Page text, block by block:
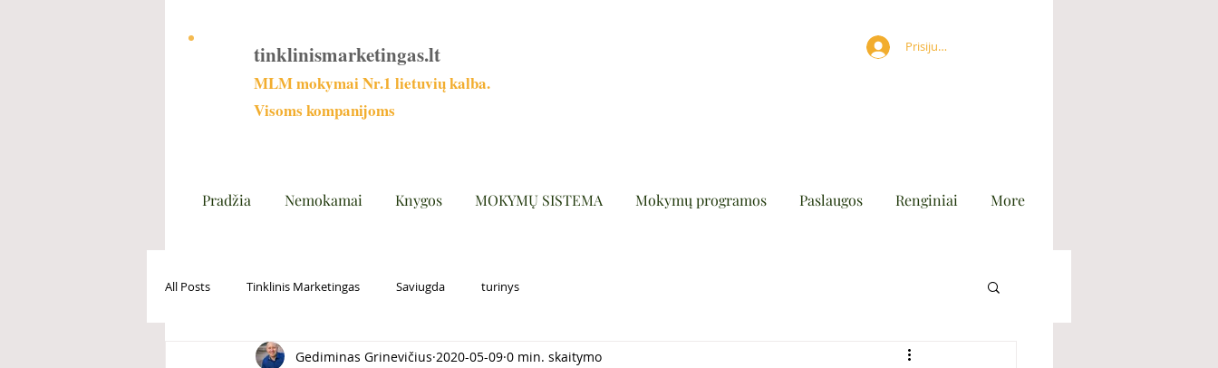
tinklinismarketingas.lt
MLM mokymai Nr.1 lietuvių kalba.
Visoms kompanijoms
Prisijungti
Pradžia Nemokamai Knygos MOKYMŲ SISTEMA Mokymų programos Paslaugos Renginiai More
All Posts Tinklinis Marketingas Saviugda turinys
Gediminas Grinevičius 2020-05-09 0 min. skaitymo